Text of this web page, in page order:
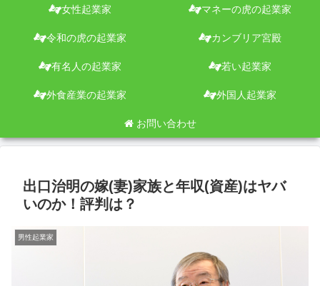
女性起業家 マネーの虎の起業家
令和の虎の起業家 カンブリア宮殿
有名人の起業家 若い起業家
外食産業の起業家 外国人起業家
お問い合わせ
出口治明の嫁(妻)家族と年収(資産)はヤバ
いのか！評判は？
男性起業家